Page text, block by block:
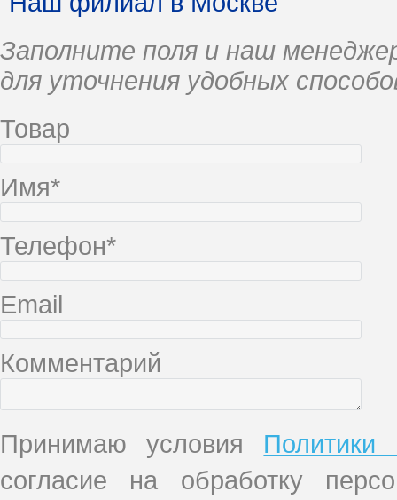
Заполните поля и наш
для уточнения удобных
Товар
Имя*
Телефон*
Email
Комментарий
Принимаю условия Политики
согласие на обработку